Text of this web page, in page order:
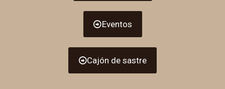
Eventos
Cajón de sastre